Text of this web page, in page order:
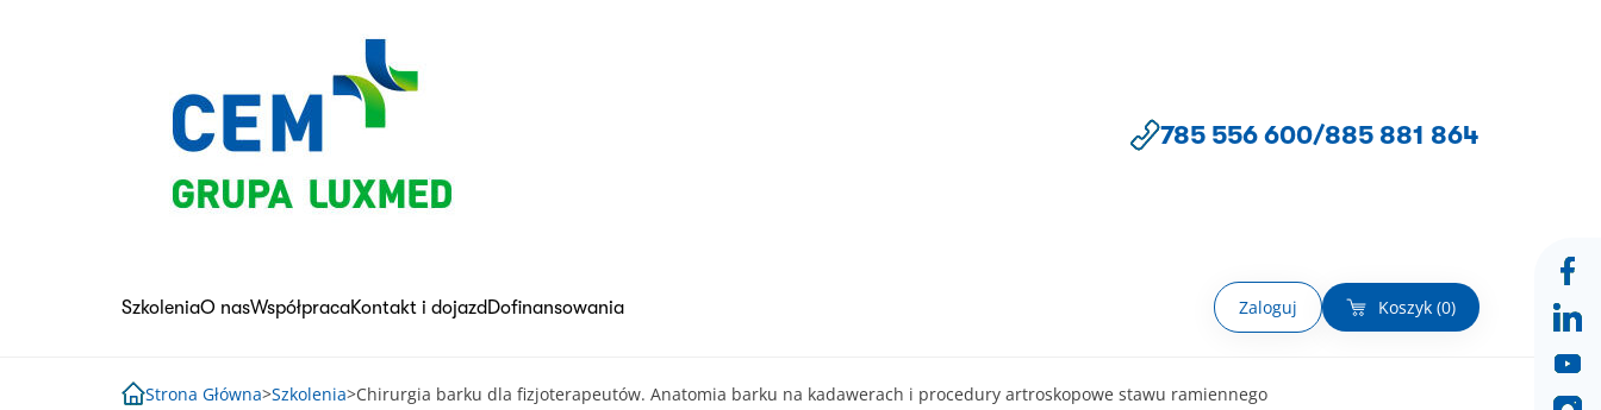
785 556 600/885 881 864
SzkoleniaO nasWspółpracaKontakt i dojazd Dofinansowania Zaloguj Koszyk (0)
Strona Główna>Szkolenia>Chirurgia barku dla fizjoterapeutów. Anatomia barku na kadawerach i procedury artroskopowe stawu ramiennego